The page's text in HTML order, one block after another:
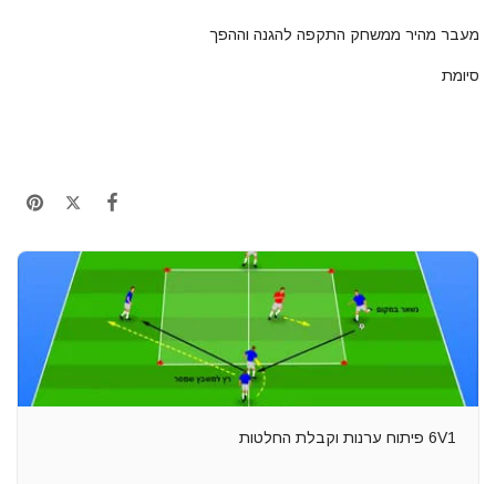
מעבר מהיר ממשחק התקפה להגנה וההפך
סיומת
6V1 פיתוח ערנות וקבלת החלטות